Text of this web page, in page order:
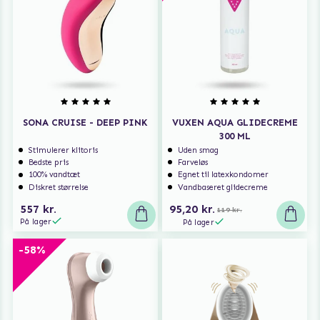
SONA CRUISE - DEEP PINK
Stimulerer klitoris
Bedste pris
100% vandtæt
Diskret størrelse
557 kr.
På lager
VUXEN AQUA GLIDECREME
300 ML
Uden smag
Farveløs
Egnet til latexkondomer
Vandbaseret glidecreme
95,20 kr. 119 kr.
På lager
-58%